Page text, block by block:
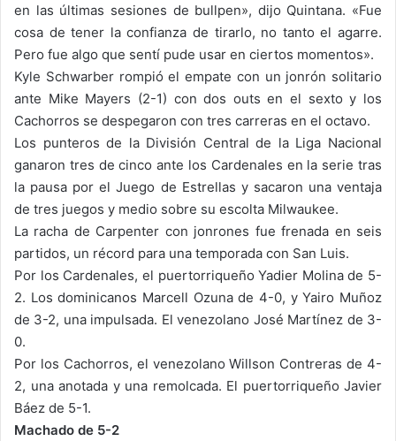
en las últimas sesiones de bullpen», dijo Quintana. «Fue
cosa de tener la confianza de tirarlo, no tanto el agarre.
Pero fue algo que sentí pude usar en ciertos momentos».
Kyle Schwarber rompió el empate con un jonrón solitario
ante Mike Mayers (2-1) con dos outs en el sexto y los
Cachorros se despegaron con tres carreras en el octavo.
Los punteros de la División Central de la Liga Nacional
ganaron tres de cinco ante los Cardenales en la serie tras
la pausa por el Juego de Estrellas y sacaron una ventaja
de tres juegos y medio sobre su escolta Milwaukee.
La racha de Carpenter con jonrones fue frenada en seis
partidos, un récord para una temporada con San Luis.
Por los Cardenales, el puertorriqueño Yadier Molina de 5-
2. Los dominicanos Marcell Ozuna de 4-0, y Yairo Muñoz
de 3-2, una impulsada. El venezolano José Martínez de 3-
0.
Por los Cachorros, el venezolano Willson Contreras de 4-
2, una anotada y una remolcada. El puertorriqueño Javier
Báez de 5-1.
Machado de 5-2